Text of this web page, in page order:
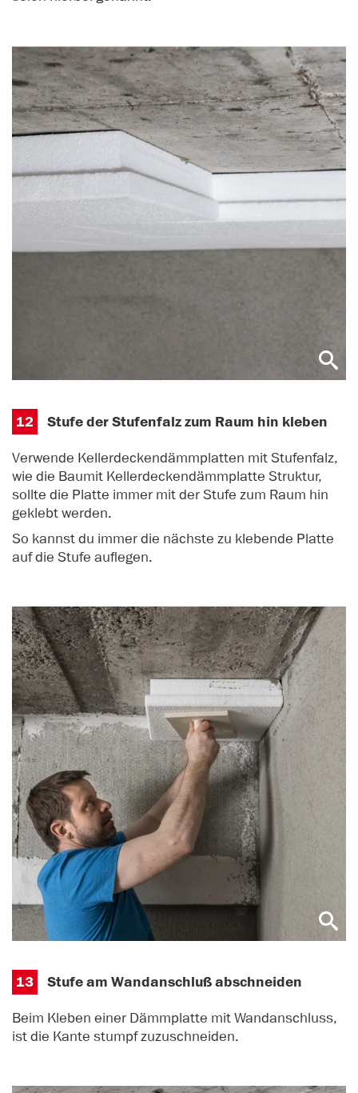
12 Stufe der Stufenfalz zum Raum hin kleben
Verwende Kellerdeckendämmplatten mit Stufenfalz,
wie die Baumit Kellerdeckendämmplatte Struktur,
sollte die Platte immer mit der Stufe zum Raum hin
geklebt werden.
So kannst du immer die nächste zu klebende Platte
auf die Stufe auflegen.
13 Stufe am Wandanschluß abschneiden
Beim Kleben einer Dämmplatte mit Wandanschluss,
ist die Kante stumpf zuzuschneiden.